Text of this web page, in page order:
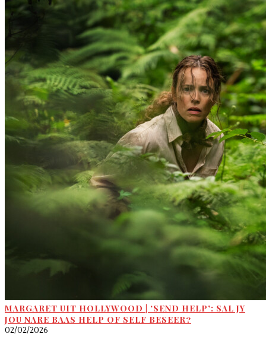
MARGARET UIT HOLLYWOOD | ‘SEND HELP’: SAL JY
JOU NARE BAAS HELP OF SELF BESEER?
02/02/2026